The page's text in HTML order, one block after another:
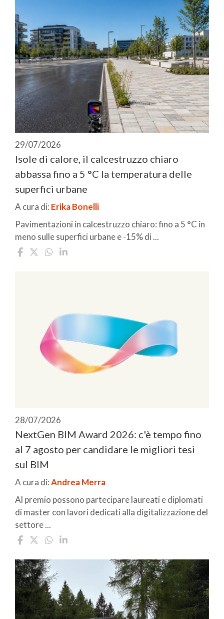
29/07/2026
Isole di calore, il calcestruzzo chiaro
abbassa fino a 5 °C la temperatura delle
superfici urbane
A cura di: Erika Bonelli
Pavimentazioni in calcestruzzo chiaro: fino a 5 °C in
meno sulle superfici urbane e -15% di ...
28/07/2026
NextGen BIM Award 2026: c'è tempo fino
al 7 agosto per candidare le migliori tesi
sul BIM
A cura di:Andrea Merra
Al premio possono partecipare laureati e diplomati
di master con lavori dedicati alla digitalizzazione del
settore ...